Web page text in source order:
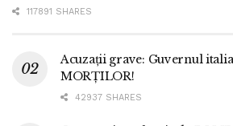
117891 SHARES
Acuzații grave: Guvernul
MORȚILOR!
42937 SHARES